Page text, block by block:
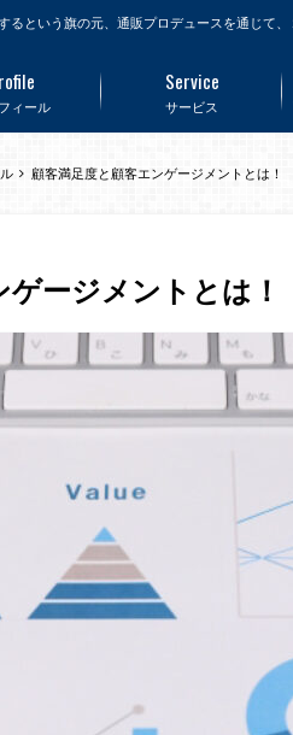
るという旗の元、通販プロデュースを通じて
ィール サービス
Service
顧客満足度と顧客エンゲージメントとは！
ージメントとは！